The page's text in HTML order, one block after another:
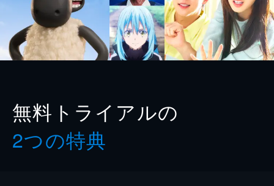
無料トライアルの
2つの特典